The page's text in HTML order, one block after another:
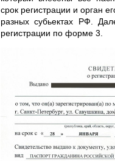
срок регистрации и орган
разных субьектах РФ.
регистрации по форме 3.